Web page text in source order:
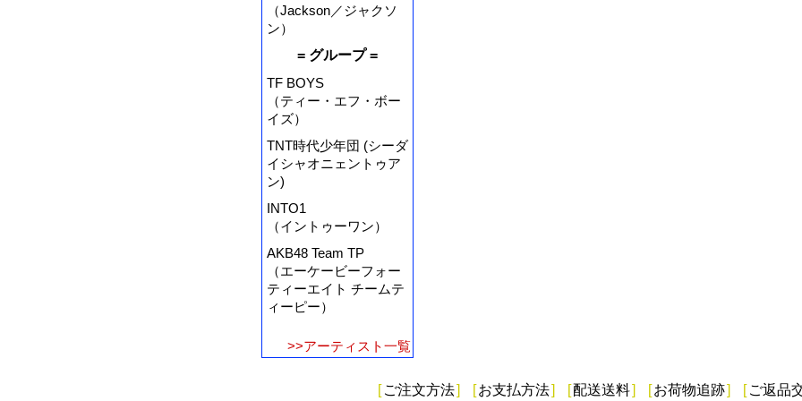
（Jackson／ジャクソ
ン）
= グループ =
TF BOYS
（ティー・エフ・ボー
イズ）
TNT時代少年団 (シーダ
イシャオニェントゥア
ン)
INTO1
（イントゥーワン）
AKB48 Team TP
（エーケービーフォー
ティーエイト チームテ
ィーピー）
>>アーティスト一覧
[ ご注文方法] [お支払方法] [配送送料] [お荷物追跡] [ ご返品